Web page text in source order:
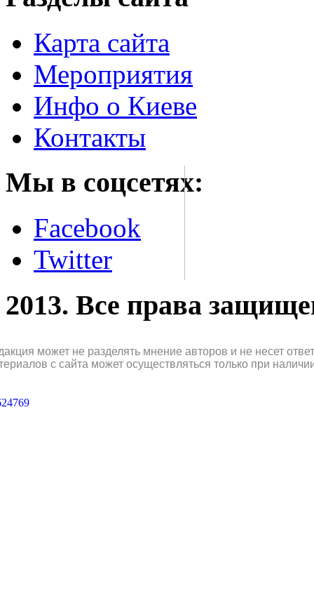
Карта сайта
Мероприятия
Инфо о Киеве
Контакты
Мы в соцсетях:
Facebook
Twitter
2013. Все права
может не разделять мнение авторов и не несет
с сайта может осуществляться только при